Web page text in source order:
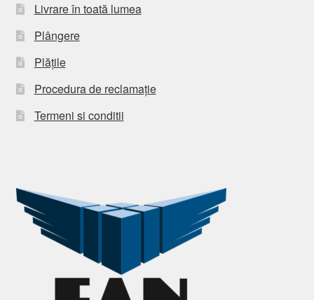
Livrare în toată lumea
Plângere
Plățile
Procedura de reclamație
Termeni si conditii